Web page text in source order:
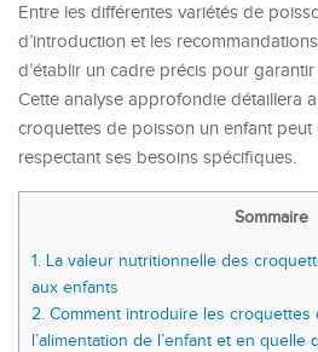
Entre les différentes variétés de
d’introduction et les
d’établir un cadre précis pour
Cette analyse approfondie détaillera
croquettes de poisson un enfant peut
respectant ses besoins spécifiques.
Sommaire
1. La valeur nutritionnelle des
aux enfants
2. Comment introduire les croquettes
l’alimentation de l’enfant et en quelle